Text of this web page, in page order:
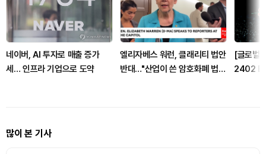
네이버, AI 투자로 매출 증가
세… 인프라 기업으로 도약
엘리자베스 워런, 클래리티 법안
반대…"산업이 쓴 암호화폐 법안
[글로벌
2402
많이 본 기사